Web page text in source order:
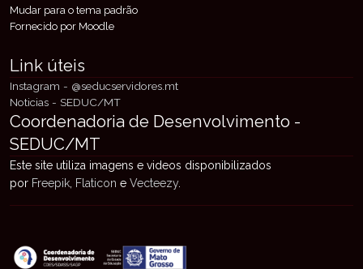
Mudar para o tema padrão
Fornecido por Moodle
Coordenadoria de Desenvolvimento -
SEDUC/MT
Este site utiliza imagens e videos disponibilizados
por Freepik Flaticon e Vecteezy.
Link úteis
Instagram - @seducservidores.mt
Noticias - SEDUC/MT